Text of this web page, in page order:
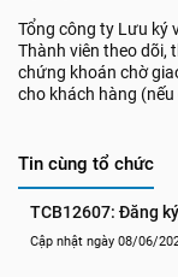
Tổng công ty Lưu ký
Thành viên theo dõi,
chứng khoán chờ
cho khách hàng
Tin cùng tổ chức
TCB12607: Đăng
Cập nhật ngày 08/06/